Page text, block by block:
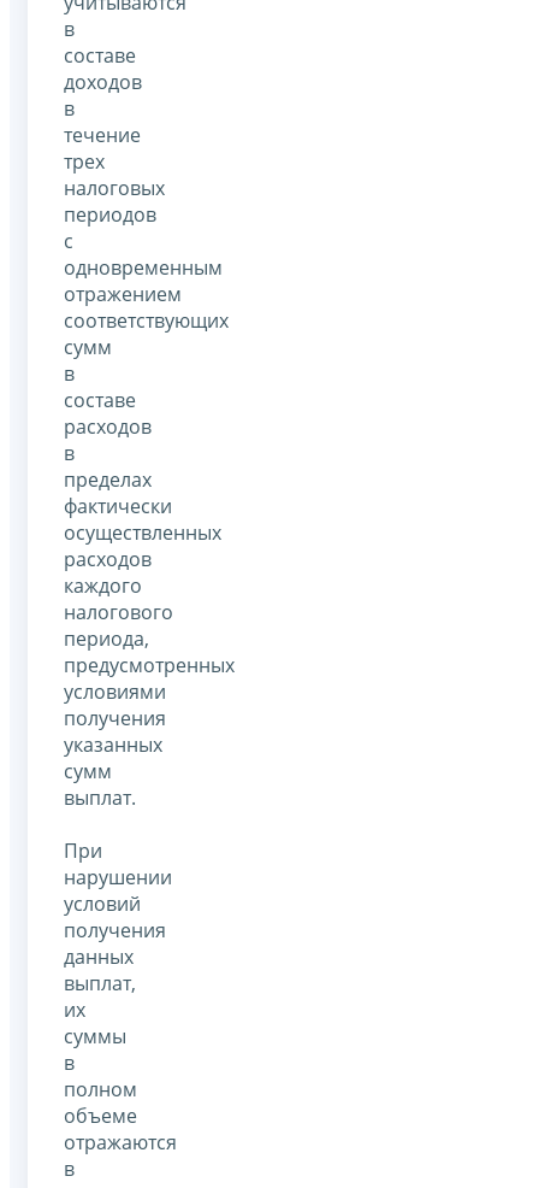
в
составе
доходов
в
течение
трех
налоговых
периодов
с
одновременным
отражением
соответствующих
сумм
в
составе
расходов
в
пределах
фактически
осуществленных
расходов
каждого
налогового
периода,
предусмотренных
условиями
получения
указанных
сумм
выплат.
При
нарушении
условий
получения
данных
выплат,
их
суммы
в
полном
объеме
отражаются
в